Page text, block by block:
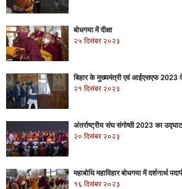
बोधगया में दीक्षा
२५ दिसंबर २०२३
बिहार के मुख्यमंत्री एवं आईएसएफ 2023
२१ दिसंबर २०२३
अंतर्राष्ट्रीय संघ संगोष्ठी 2023 का
२० दिसंबर २०२३
महाबोधि महाविहार बोधगया में दर्शनार्थ
१६ दिसंबर २०२३